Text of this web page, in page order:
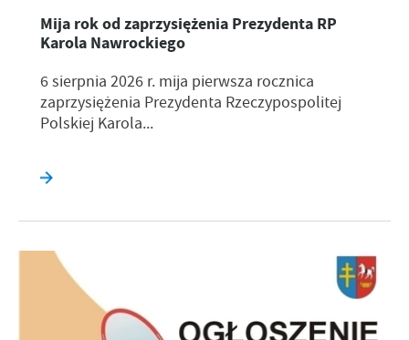
Mija rok od zaprzysiężenia Prezydenta RP
Karola Nawrockiego
6 sierpnia 2026 r. mija pierwsza rocznica
zaprzysiężenia Prezydenta Rzeczypospolitej
Polskiej Karola...